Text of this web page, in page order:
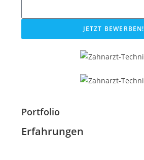
JETZT BEWERBEN!
Portfolio
Erfahrungen